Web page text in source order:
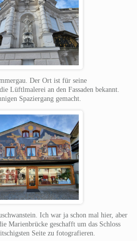
Der Ort ist für seine
Lüftlmalerei an den Fassaden bekannt.
Spaziergang gemacht.
Ich war ja schon mal hier, aber
Marienbrücke geschafft um das Schloss
Seite zu fotografieren.